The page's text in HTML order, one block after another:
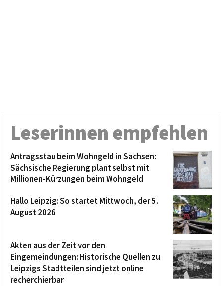
Leserinnen empfehlen
Antragsstau beim Wohngeld in Sachsen:
Sächsische Regierung plant selbst mit
Millionen-Kürzungen beim Wohngeld
Hallo Leipzig: So startet Mittwoch, der 5.
August 2026
Akten aus der Zeit vor den
Eingemeindungen: Historische Quellen zu
Leipzigs Stadtteilen sind jetzt online
recherchierbar